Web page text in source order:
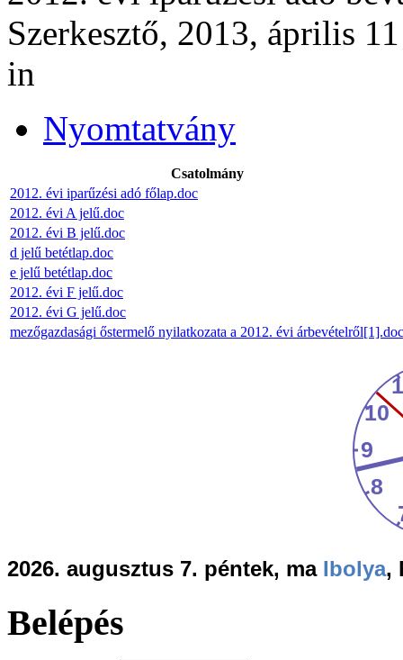
Szerkesztő, 2013, április
in
Nyomtatvány
Csatolmány
2012. évi iparűzési adó főlap.doc
2012. évi A jelű.doc
2012. évi B jelű.doc
d jelű betétlap.doc
e jelű betétlap.doc
2012. évi F jelű.doc
2012. évi G jelű.doc
mezőgazdasági őstermelő nyilatkozata a 2012. évi árbevételről[1].doc
2026. augusztus 7. péntek, ma Ibolya,
Belépés